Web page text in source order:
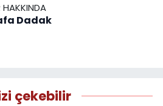
HAKKINDA
Dadak
çekebilir